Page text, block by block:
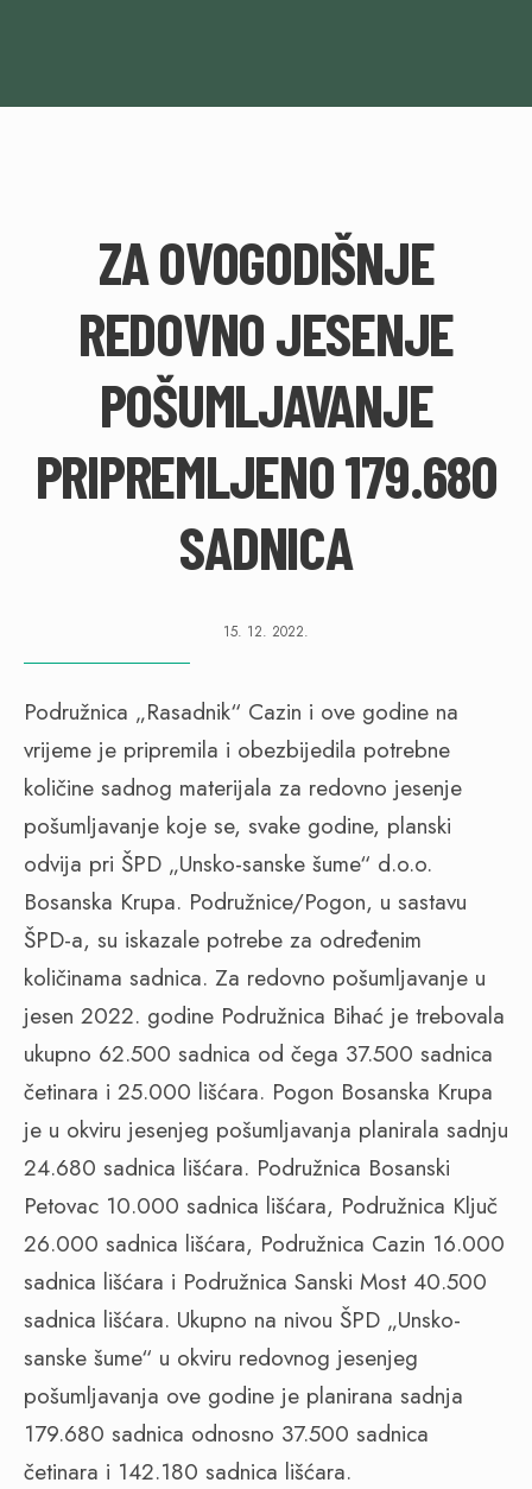
ZA OVOGODIŠNJE
REDOVNO JESENJE
POŠUMLJAVANJE
PRIPREMLJENO 179.680
SADNICA
15. 12. 2022.
Podružnica „Rasadnik“ Cazin i ove godine na
vrijeme je pripremila i obezbijedila potrebne
količine sadnog materijala za redovno jesenje
pošumljavanje koje se, svake godine, planski
odvija pri ŠPD „Unsko-sanske šume“ d.o.o.
Bosanska Krupa. Podružnice/Pogon, u sastavu
ŠPD-a, su iskazale potrebe za određenim
količinama sadnica. Za redovno pošumljavanje u
jesen 2022. godine Podružnica Bihać je trebovala
ukupno 62.500 sadnica od čega 37.500 sadnica
četinara i 25.000 lišćara. Pogon Bosanska Krupa
je u okviru jesenjeg pošumljavanja planirala sadnju
24.680 sadnica lišćara. Podružnica Bosanski
Petovac 10.000 sadnica lišćara, Podružnica Ključ
26.000 sadnica lišćara, Podružnica Cazin 16.000
sadnica lišćara i Podružnica Sanski Most 40.500
sadnica lišćara. Ukupno na nivou ŠPD „Unsko-
sanske šume“ u okviru redovnog jesenjeg
pošumljavanja ove godine je planirana sadnja
179.680 sadnica odnosno 37.500 sadnica
četinara i 142.180 sadnica lišćara.